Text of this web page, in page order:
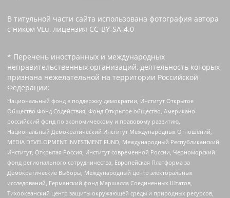
В титульной части сайта использована фотография автора
с ником VLu, лицензия CC-BY-SA-4.0
* Перечень иностранных и международных
неправительственных организаций, деятельность которых
признана нежелательной на территории Российской
Федерации:
Национальный фонд в поддержку демократии, Институт Открытое
Общество Фонд Содействия, Фонд Открытое общество, Американо-
российский фонд по экономическому и правовому развитию,
Национальный Демократический Институт Международных Отношений,
MEDIA DEVELOPMENT INVESTMENT FUND, Международный Республиканский
Институт, Открытая Россия, Институт современной России, Черноморский
фонд регионального сотрудничества, Европейская Платформа за
Демократические Выборы, Международный центр электоральных
исследований, Германский фонд Маршалла Соединенных Штатов,
Тихоокеанский центр защиты окружающей среды и природных ресурсов,